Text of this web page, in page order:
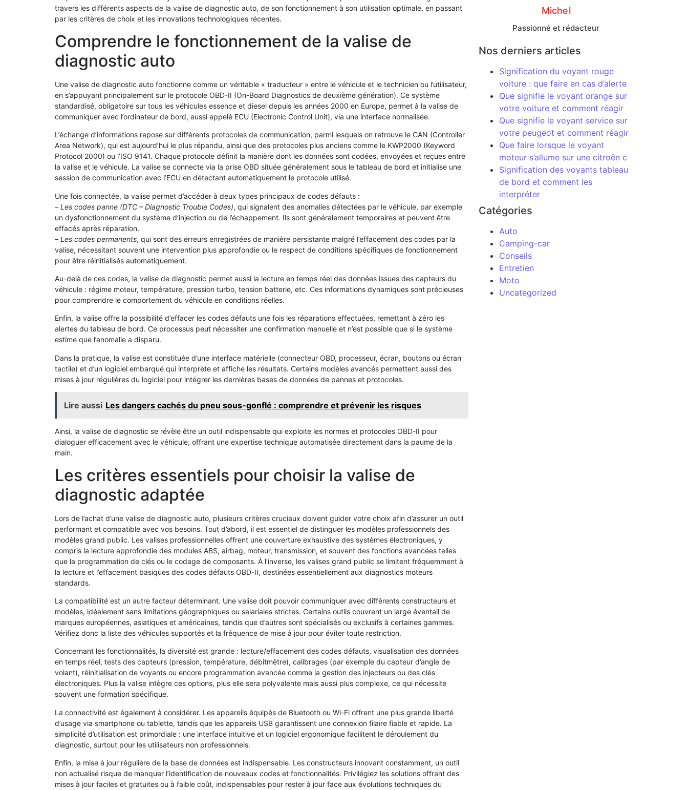
travers les différents aspects de la valise de diagnostic auto, de son fonctionnement à son utilisation optimale, en passant
par les critères de choix et les innovations technologiques récentes.
Comprendre le fonctionnement de la valise de
diagnostic auto
Une valise de diagnostic auto fonctionne comme un véritable « traducteur » entre le véhicule et le technicien ou l’utilisateur,
en s’appuyant principalement sur le protocole OBD-II (On-Board Diagnostics de deuxième génération). Ce système
standardisé, obligatoire sur tous les véhicules essence et diesel depuis les années 2000 en Europe, permet à la valise de
communiquer avec l’ordinateur de bord, aussi appelé ECU (Electronic Control Unit), via une interface normalisée.
L’échange d’informations repose sur différents protocoles de communication, parmi lesquels on retrouve le CAN (Controller
Area Network), qui est aujourd’hui le plus répandu, ainsi que des protocoles plus anciens comme le KWP2000 (Keyword
Protocol 2000) ou l’ISO 9141. Chaque protocole définit la manière dont les données sont codées, envoyées et reçues entre
la valise et le véhicule. La valise se connecte via la prise OBD située généralement sous le tableau de bord et initialise une
session de communication avec l’ECU en détectant automatiquement le protocole utilisé.
Une fois connectée, la valise permet d’accéder à deux types principaux de codes défauts :
– Les codes panne (DTC – Diagnostic Trouble Codes), qui signalent des anomalies détectées par le véhicule, par exemple
un dysfonctionnement du système d’injection ou de l’échappement. Ils sont généralement temporaires et peuvent être
effacés après réparation.
– Les codes permanents, qui sont des erreurs enregistrées de manière persistante malgré l’effacement des codes par la
valise, nécessitant souvent une intervention plus approfondie ou le respect de conditions spécifiques de fonctionnement
pour être réinitialisés automatiquement.
Au-delà de ces codes, la valise de diagnostic permet aussi la lecture en temps réel des données issues des capteurs du
véhicule : régime moteur, température, pression turbo, tension batterie, etc. Ces informations dynamiques sont précieuses
pour comprendre le comportement du véhicule en conditions réelles.
Enfin, la valise offre la possibilité d’effacer les codes défauts une fois les réparations effectuées, remettant à zéro les
alertes du tableau de bord. Ce processus peut nécessiter une confirmation manuelle et n’est possible que si le système
estime que l’anomalie a disparu.
Dans la pratique, la valise est constituée d’une interface matérielle (connecteur OBD, processeur, écran, boutons ou écran
tactile) et d’un logiciel embarqué qui interprète et affiche les résultats. Certains modèles avancés permettent aussi des
mises à jour régulières du logiciel pour intégrer les dernières bases de données de pannes et protocoles.
Lire aussi Les dangers cachés du pneu sous-gonflé : comprendre et prévenir les risques
Ainsi, la valise de diagnostic se révèle être un outil indispensable qui exploite les normes et protocoles OBD-II pour
dialoguer efficacement avec le véhicule, offrant une expertise technique automatisée directement dans la paume de la
main.
Les critères essentiels pour choisir la valise de
diagnostic adaptée
Lors de l’achat d’une valise de diagnostic auto, plusieurs critères cruciaux doivent guider votre choix afin d’assurer un outil
performant et compatible avec vos besoins. Tout d’abord, il est essentiel de distinguer les modèles professionnels des
modèles grand public. Les valises professionnelles offrent une couverture exhaustive des systèmes électroniques, y
compris la lecture approfondie des modules ABS, airbag, moteur, transmission, et souvent des fonctions avancées telles
que la programmation de clés ou le codage de composants. À l’inverse, les valises grand public se limitent fréquemment à
la lecture et l’effacement basiques des codes défauts OBD-II, destinées essentiellement aux diagnostics moteurs
standards.
La compatibilité est un autre facteur déterminant. Une valise doit pouvoir communiquer avec différents constructeurs et
modèles, idéalement sans limitations géographiques ou salariales strictes. Certains outils couvrent un large éventail de
marques européennes, asiatiques et américaines, tandis que d’autres sont spécialisés ou exclusifs à certaines gammes.
Vérifiez donc la liste des véhicules supportés et la fréquence de mise à jour pour éviter toute restriction.
Concernant les fonctionnalités, la diversité est grande : lecture/effacement des codes défauts, visualisation des données
en temps réel, tests des capteurs (pression, température, débitmètre), calibrages (par exemple du capteur d’angle de
volant), réinitialisation de voyants ou encore programmation avancée comme la gestion des injecteurs ou des clés
électroniques. Plus la valise intègre ces options, plus elle sera polyvalente mais aussi plus complexe, ce qui nécessite
souvent une formation spécifique.
La connectivité est également à considérer. Les appareils équipés de Bluetooth ou Wi-Fi offrent une plus grande liberté
d’usage via smartphone ou tablette, tandis que les appareils USB garantissent une connexion filaire fiable et rapide. La
simplicité d’utilisation est primordiale : une interface intuitive et un logiciel ergonomique facilitent le déroulement du
diagnostic, surtout pour les utilisateurs non professionnels.
Enfin, la mise à jour régulière de la base de données est indispensable. Les constructeurs innovant constamment, un outil
non actualisé risque de manquer l’identification de nouveaux codes et fonctionnalités. Privilégiez les solutions offrant des
mises à jour faciles et gratuites ou à faible coût, indispensables pour rester à jour face aux évolutions techniques du
Michel
Passionné et rédacteur
Nos derniers articles
Signification du voyant rouge
voiture : que faire en cas d’alerte
Que signifie le voyant orange sur
votre voiture et comment réagir
Que signifie le voyant service sur
votre peugeot et comment réagir
Que faire lorsque le voyant
moteur s’allume sur une citroën c
Signification des voyants tableau
de bord et comment les
interpréter
Catégories
Auto
Camping-car
Conseils
Entretien
Moto
Uncategorized